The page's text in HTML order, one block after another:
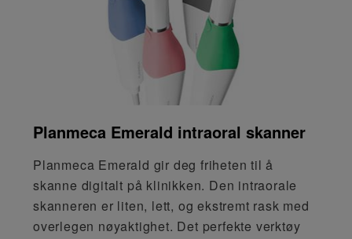
Planmeca Emerald intraoral skanner
Planmeca Emerald gir deg friheten til å
skanne digitalt på klinikken. Den intraorale
skanneren er liten, lett, og ekstremt rask med
overlegen nøyaktighet. Det perfekte verktøy